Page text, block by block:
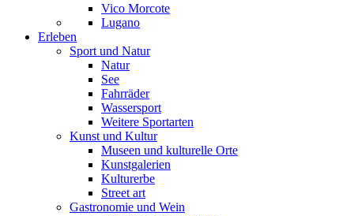
Vico Morcote
Lugano
Erleben
Sport und Natur
Natur
See
Fahrräder
Wassersport
Weitere Sportarten
Kunst und Kultur
Museen und kulturelle Orte
Kunstgalerien
Kulturerbe
Street art
Gastronomie und Wein